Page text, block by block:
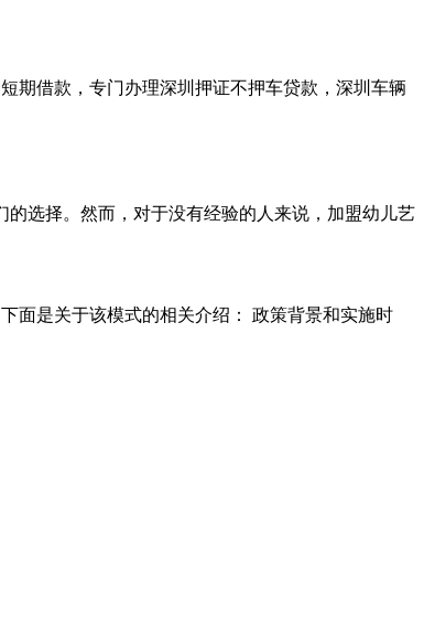
期借款，专门办理深圳押证不押车贷款，深圳车辆
选择。然而，对于没有经验的人来说，加盟幼儿艺
面是关于该模式的相关介绍： 政策背景和实施时